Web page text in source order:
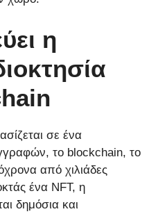
η
σε ένα
το blockchain, το
από χιλιάδες
ένα NFT, η
δημόσια και